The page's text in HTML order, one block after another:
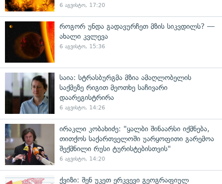
6 აგვისტო, 17:20
როგორ უნდა გადავურჩეთ მზის სიკვდილს? —
ახალი კვლევა
6 აგვისტო, 15:36
საია: სტრასბურგმა მზია ამაღლობელის
საქმეზე რიგით მეოთხე საჩივარი
დაარეგისტრირა
6 აგვისტო, 14:26
ირაკლი კობახიძე: "ყალბი შინაარსი იქმნება,
თითქოს საქართველოში უარყოფითი გარემოა
შექმნილი რუსი ტურისტებისთვის"
6 აგვისტო, 14:20
ქვიზი: შენ უკეთ ერკვევი გეოგრაფიულ